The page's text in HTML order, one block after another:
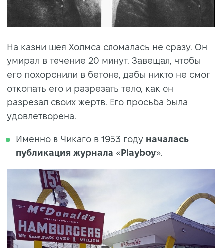
На казни шея Холмса сломалась не сразу. Он
умирал в течение 20 минут. Завещал, чтобы
его похоронили в бетоне, дабы никто не смог
откопать его и разрезать тело, как он
разрезал своих жертв. Его просьба была
удовлетворена.
Именно в Чикаго в 1953 году началась
публикация журнала « Playboy».